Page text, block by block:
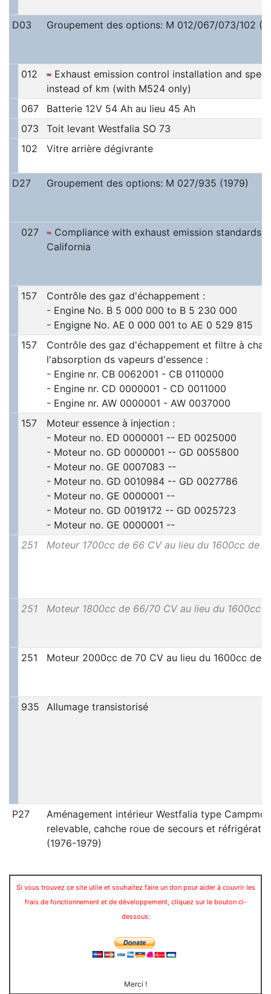
D03 Groupement des options: M 012/067/073/102
012
Exhaust emission control installation and
instead of km (with M524 only)
067
Batterie 12V 54 Ah au lieu 45 Ah
073
Toit levant Westfalia SO 73
102
Vitre arrière dégivrante
D27 Groupement des options: M 027/935 (1979)
027
Compliance with exhaust emission standards
California
157
Contrôle des gaz d'échappement :
- Engine No. B 5 000 000 to B 5 230 000
- Engigne No. AE 0 000 001 to AE 0 529 815
157
Contrôle des gaz d'échappement et filtre à
l'absorption ds vapeurs d'essence :
- Engine nr. CB 0062001 - CB 0110000
- Engine nr. CD 0000001 - CD 0011000
- Engine nr. AW 0000001 - AW 0037000
157
Moteur essence à injection :
- Moteur no. ED 0000001 -- ED 0025000
- Moteur no. GD 0000001 -- GD 0055800
- Moteur no. GE 0007083 --
- Moteur no. GD 0010984 -- GD 0027786
- Moteur no. GE 0000001 --
- Moteur no. GD 0019172 -- GD 0025723
- Moteur no. GE 0000001 --
251
Moteur 1700cc de 66 CV au lieu du 1600cc de
251 Moteur 1800cc de 66/70 CV au lieu du 1600cc
251 Moteur 2000cc de 70 CV au lieu du 1600cc de
935 Allumage transistorisé
P27
Aménagement intérieur Westfalia type
relevable, cahche roue de secours et
(1976-1979)
Si vous trouvez ce site utile et souhaitez faire un don pour aider à couvrir les
frais de fonctionnement et de développement, cliquez sur le bouton ci-
dessous:
Merci !